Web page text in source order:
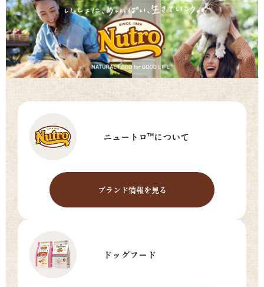
ニュートロ™について
ブランド情報を見る
ドッグフード